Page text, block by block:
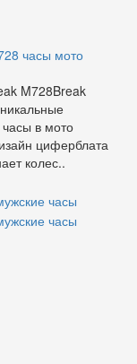
часы мото
M728Break
в мото
циферблата
колес..